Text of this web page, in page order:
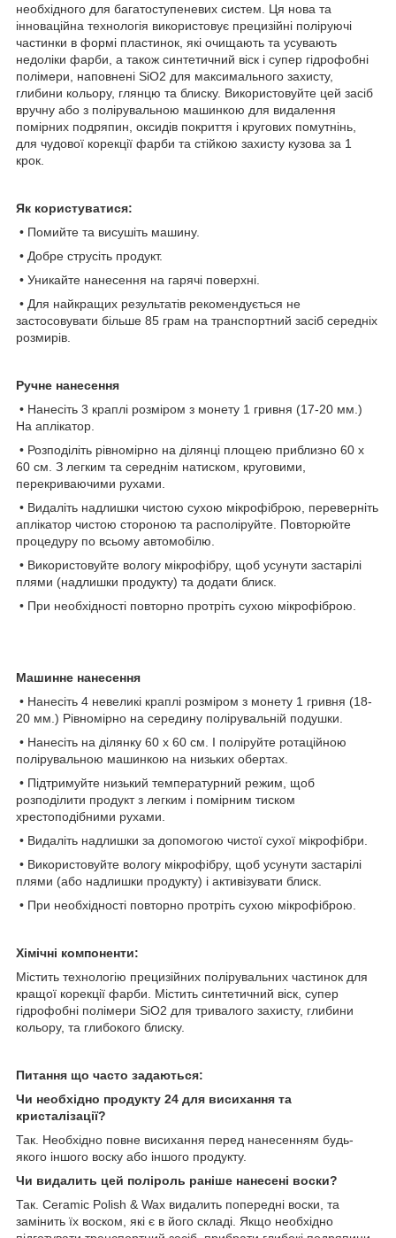
необхідного для багатоступеневих систем. Ця нова та
інноваційна технологія використовує прецизійні поліруючі
частинки в формі пластинок, які очищають та усувають
недоліки фарби, а також синтетичний віск і супер гідрофобні
полімери, наповнені SiO2 для максимального захисту,
глибини кольору, глянцю та блиску. Використовуйте цей засіб
вручну або з полірувальною машинкою для видалення
помірних подряпин, оксидів покриття і кругових помутнінь,
для чудової корекції фарби та стійкою захисту кузова за 1
крок.
Як користуватися:
• Помийте та висушіть машину.
• Добре струсіть продукт.
• Уникайте нанесення на гарячі поверхні.
• Для найкращих результатів рекомендується не
застосовувати більше 85 грам на транспортний засіб середніх
розмирів.
Ручне нанесення
• Нанесіть 3 краплі розміром з монету 1 гривня (17-20 мм.)
На аплікатор.
• Розподіліть рівномірно на ділянці площею приблизно 60 x
60 см. З легким та середнім натиском, круговими,
перекриваючими рухами.
• Видаліть надлишки чистою сухою мікрофіброю, переверніть
аплікатор чистою стороною та располіруйте. Повторюйте
процедуру по всьому автомобілю.
• Використовуйте вологу мікрофібру, щоб усунути застарілі
плями (надлишки продукту) та додати блиск.
• При необхідності повторно протріть сухою мікрофіброю.
Машинне нанесення
• Нанесіть 4 невеликі краплі розміром з монету 1 гривня (18-
20 мм.) Рівномірно на середину полірувальній подушки.
• Нанесіть на ділянку 60 x 60 см. І поліруйте ротаційною
полірувальною машинкою на низьких обертах.
• Підтримуйте низький температурний режим, щоб
розподілити продукт з легким і помірним тиском
хрестоподібними рухами.
• Видаліть надлишки за допомогою чистої сухої мікрофібри.
• Використовуйте вологу мікрофібру, щоб усунути застарілі
плями (або надлишки продукту) і активізувати блиск.
• При необхідності повторно протріть сухою мікрофіброю.
Хімічні компоненти:
Містить технологію прецизійних полірувальних частинок для
кращої корекції фарби. Містить синтетичний віск, супер
гідрофобні полімери SiO2 для тривалого захисту, глибини
кольору, та глибокого блиску.
Питання що часто задаються:
Чи необхідно продукту 24 для висихання та
кристалізації?
Так. Необхідно повне висихання перед нанесенням будь-
якого іншого воску або іншого продукту.
Чи видалить цей поліроль раніше нанесені воски?
Так. Ceramic Polish & Wax видалить попередні воски, та
замінить їх воском, які є в його складі. Якщо необхідно